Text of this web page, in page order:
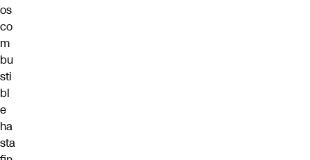
os
co
m
bu
sti
bl
e
ha
sta